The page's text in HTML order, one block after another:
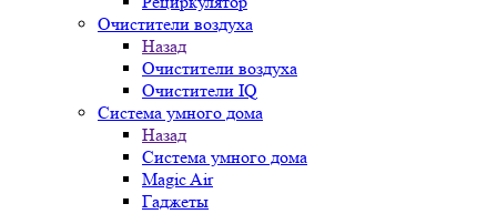
Очистители воздуха
Назад
Очистители воздуха
Очистители IQ
Система умного дома
Назад
Система умного дома
Magic Air
Гаджеты